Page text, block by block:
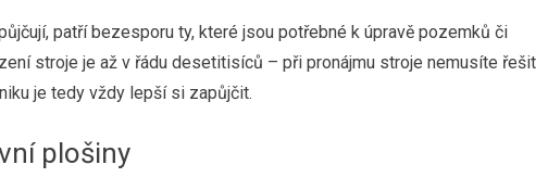
patří bezesporu ty, které jsou potřebné k úpravě pozemků či
stroje je až v řádu desetitisíců – při pronájmu stroje nemusíte řešit
je tedy vždy lepší si zapůjčit.
plošiny